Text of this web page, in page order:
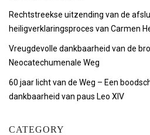
Rechtstreekse uitzending van de
heiligverklaringsproces van Carmen
Vreugdevolle dankbaarheid van de
Neocatechumenale Weg
60 jaar licht van de Weg – Een
dankbaarheid van paus Leo XIV
CATEGORY